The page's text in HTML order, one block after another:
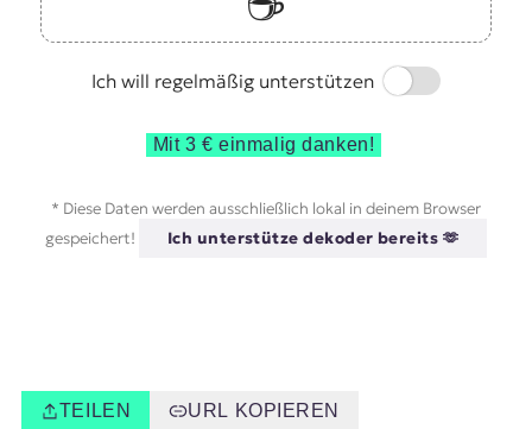
Ich will regelmäßig unterstützen
Switch
Mit 3 € einmalig danken!
* Diese Daten werden ausschließlich lokal in deinem Browser
gespeichert!
Ich unterstütze dekoder bereits 🫶
TEILEN URL KOPIEREN